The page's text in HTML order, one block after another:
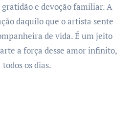
e devoção familiar. A
daquilo que o artista sente
de vida. É um jeito
a força desse amor infinito,
os dias.